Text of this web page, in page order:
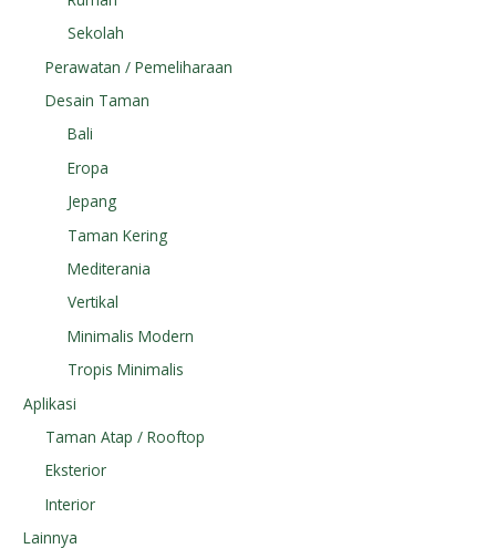
Sekolah
Perawatan / Pemeliharaan
Desain Taman
Bali
Eropa
Jepang
Taman Kering
Mediterania
Vertikal
Minimalis Modern
Tropis Minimalis
Aplikasi
Taman Atap / Rooftop
Eksterior
Interior
Lainnya